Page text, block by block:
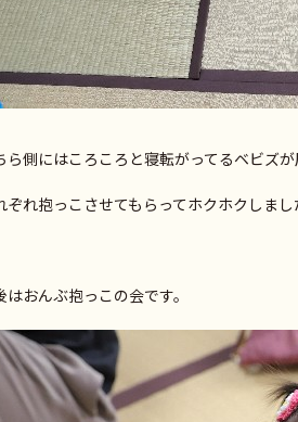
ら側にはころころと寝転がってるベビズが
ぞれ抱っこさせてもらってホクホクしま
はおんぶ抱っこの会です。